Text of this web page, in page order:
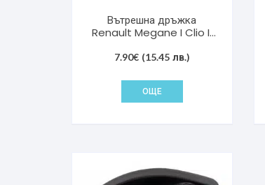
Вътрешна дръжка
Renault Megane I Clio II
7700434716
7.90€ (15.45 лв.)
ОЩЕ